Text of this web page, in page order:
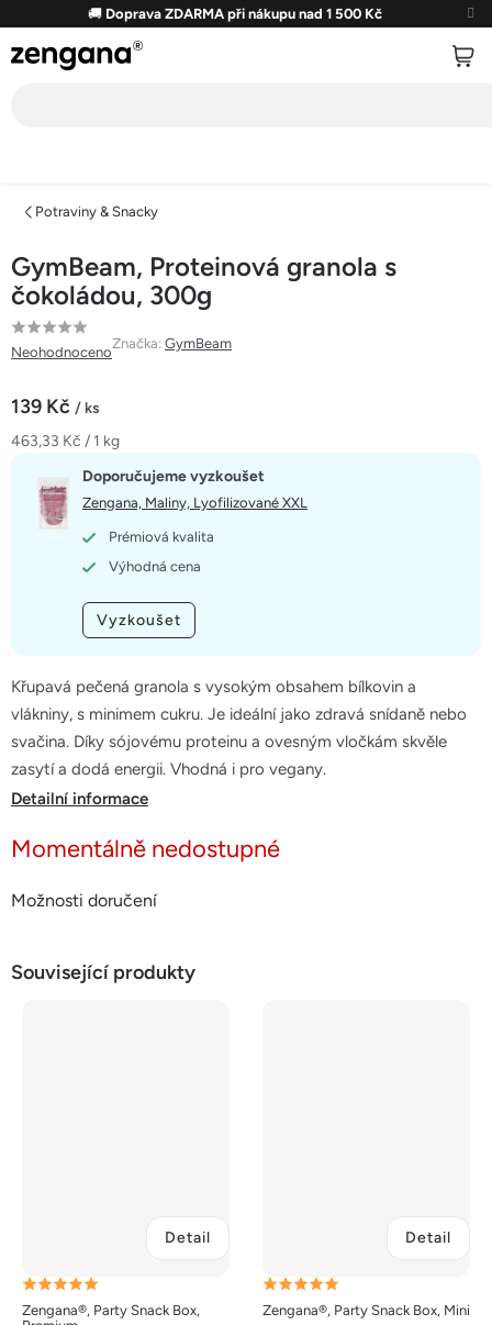
obsah
🚚 Doprava ZDARMA při nákupu nad 1 500 Kč
Potraviny & Snacky
GymBeam, Proteinová granola s
čokoládou, 300g
Průměrné
hodnocení
je
0,0
hvězdiček.
Neohodnoceno
Značka: GymBeam
139 Kč / ks
Měrná
463,33 Kč / 1 kg
Momentálně nedostupné
Možnosti doručení
Křupavá pečená granola s vysokým obsahem bílkovin a
vlákniny, s minimem cukru. Je ideální jako zdravá snídaně nebo
svačina. Díky sójovému proteinu a ovesným vločkám skvěle
zasytí a dodá energii. Vhodná i pro vegany.
Doporučujeme vyzkoušet
Zengana, Maliny, Lyofilizované XXL
Prémiová kvalita
Výhodná cena
Vyzkoušet
Detailní informace
Související produkty
Zengana®, Party Snack Box,
Průměrné
hodnocení
Detail
Zengana®, Party Snack Box, Mini
Průměrné
hodnocení
Detail